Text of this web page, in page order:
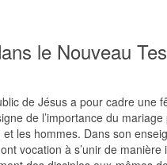
le Nouveau
de Jésus a pour cadre une
de l’importance du
les hommes. Dans son
vocation à s’unir de manière